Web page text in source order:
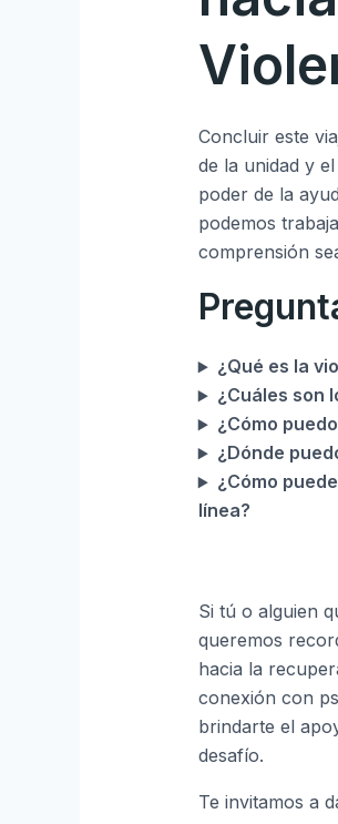
Concluir este
de la unidad y
poder de la
podemos
comprensión
¿Qué es la
¿Cuáles son
¿Cómo
¿Dónde
¿Cómo
línea?
Si tú o alguien
queremos
hacia la
conexión con
brindarte el
desafío.
Te invitamos a